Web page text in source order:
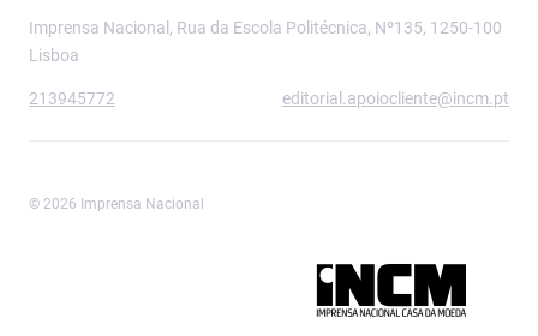
Imprensa Nacional, Rua da Escola Politécnica, Nº135, 1250-100
Lisboa
213945772 editorial.apoiocliente@incm.pt
© 2026 Imprensa Nacional